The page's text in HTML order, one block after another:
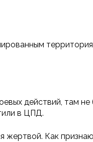
действий, там
в ЦПД.
жертвой. Как